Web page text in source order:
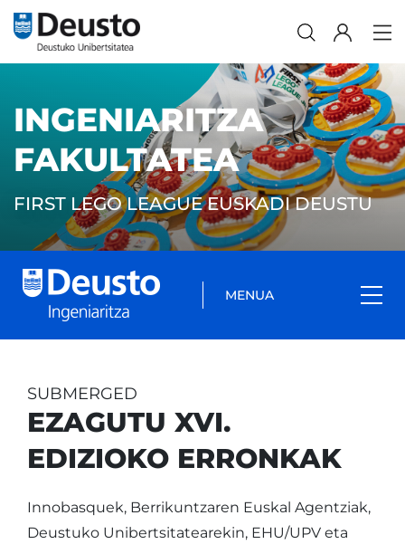
INGENIARITZA
FAKULTATEA
FIRST LEGO LEAGUE EUSKADI DEUSTU
MENUA
SUBMERGED
EZAGUTU XVI.
EDIZIOKO ERRONKAK
Innobasquek, Berrikuntzaren Euskal Agentziak,
Deustuko Unibertsitatearekin, EHU/UPV eta